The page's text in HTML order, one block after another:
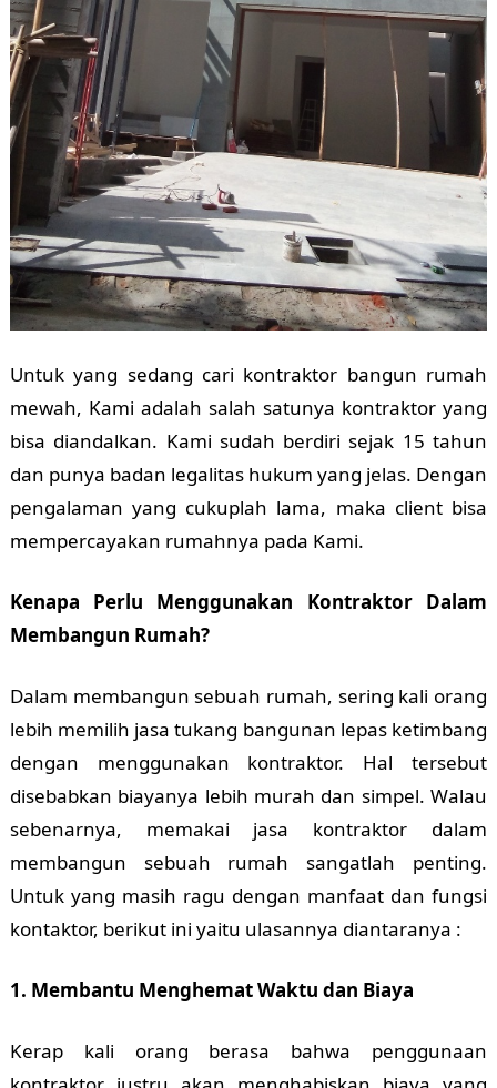
Untuk yang sedang cari kontraktor bangun rumah
mewah, Kami adalah salah satunya kontraktor yang
bisa diandalkan. Kami sudah berdiri sejak 15 tahun
dan punya badan legalitas hukum yang jelas. Dengan
pengalaman yang cukuplah lama, maka client bisa
mempercayakan rumahnya pada Kami.
Kenapa Perlu Menggunakan Kontraktor Dalam
Membangun Rumah?
Dalam membangun sebuah rumah, sering kali orang
lebih memilih jasa tukang bangunan lepas ketimbang
dengan menggunakan kontraktor. Hal tersebut
disebabkan biayanya lebih murah dan simpel. Walau
sebenarnya, memakai jasa kontraktor dalam
membangun sebuah rumah sangatlah penting.
Untuk yang masih ragu dengan manfaat dan fungsi
kontaktor, berikut ini yaitu ulasannya diantaranya :
1. Membantu Menghemat Waktu dan Biaya
Kerap kali orang berasa bahwa penggunaan